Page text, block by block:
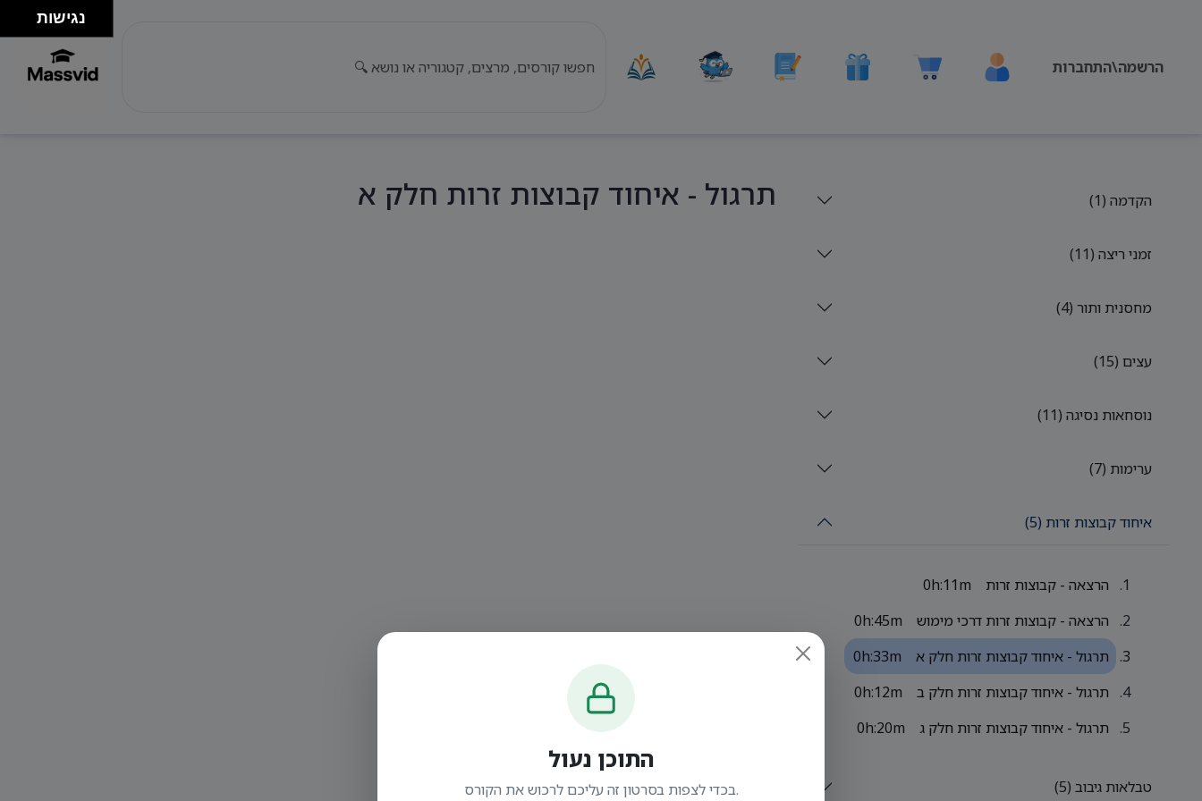
הרשמה\התחברות
תרגול - איחוד קבוצות זרות חלק א הקדמה (1)
זמני ריצה (11)
מחסנית ותור (4)
עצים (15)
נוסחאות נסיגה (11)
ערימות (7)
איחוד קבוצות זרות (5)
הרצאה - קבוצות זרות
0h:11m
הרצאה - קבוצות זרות דרכי מימוש
0h:45m
תרגול - איחוד קבוצות זרות חלק א
0h:33m
תרגול - איחוד קבוצות זרות חלק ב
0h:12m
תרגול - איחוד קבוצות זרות חלק ג
0h:20m
טבלאות גיבוב (5)
התוכן נעול
בכדי לצפות בסרטון זה עליכם לרכוש את הקורס.
נגישות